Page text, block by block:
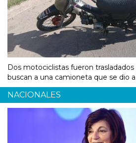
Dos motociclistas fueron
buscan a una camioneta que se dio
NACIONALES